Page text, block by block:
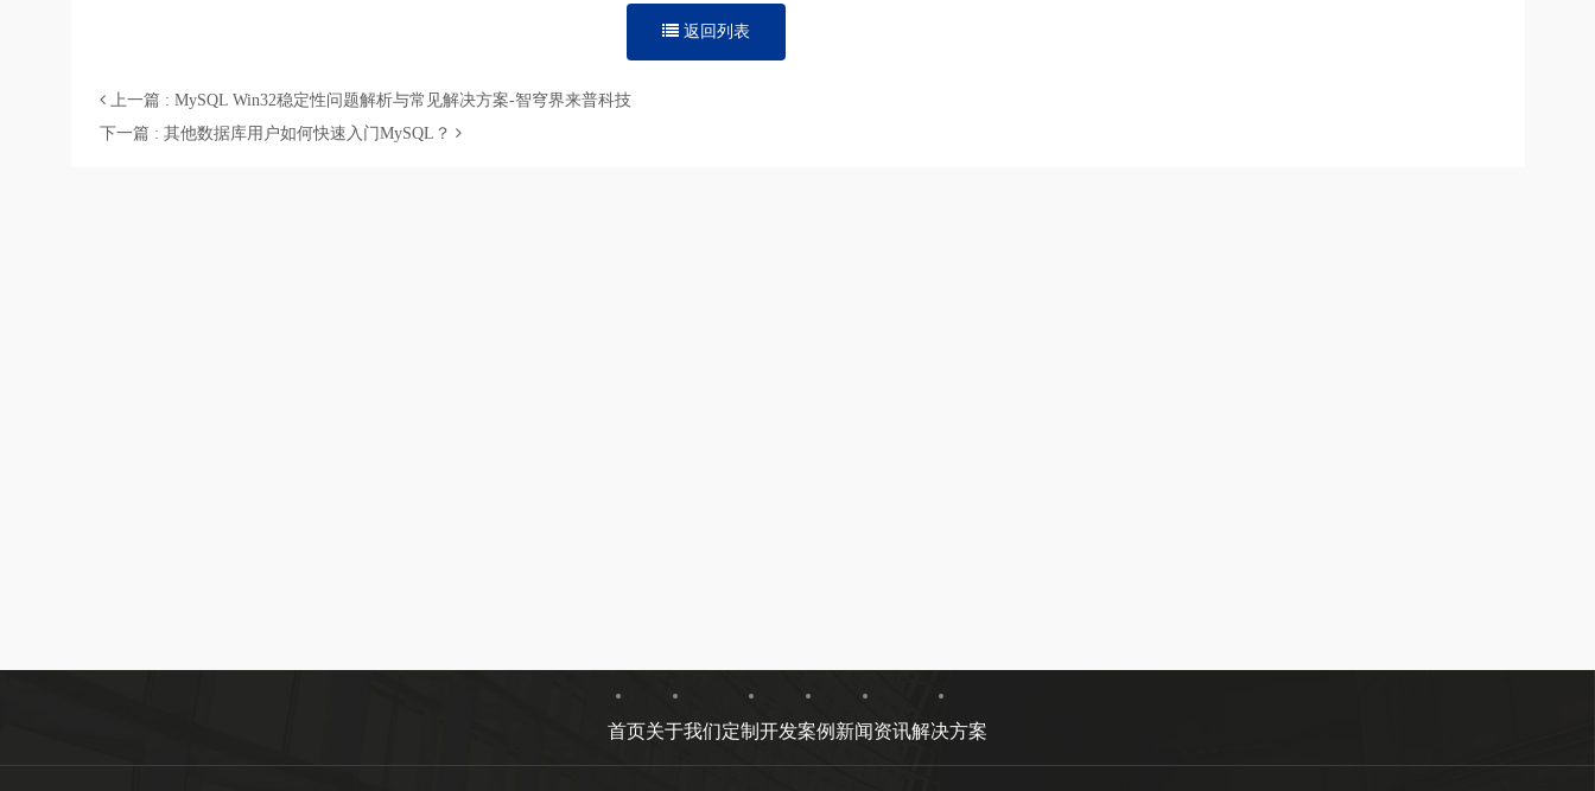
返回列表
上一篇 : MySQL Win32稳定性问题解析与常见解决方案-智穹界来普科技
下一篇 : 其他数据库用户如何快速入门MySQL？
首页关于我们定制开发案例 新闻资讯解决方案